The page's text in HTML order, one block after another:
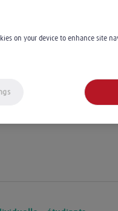
on your device to enhance site